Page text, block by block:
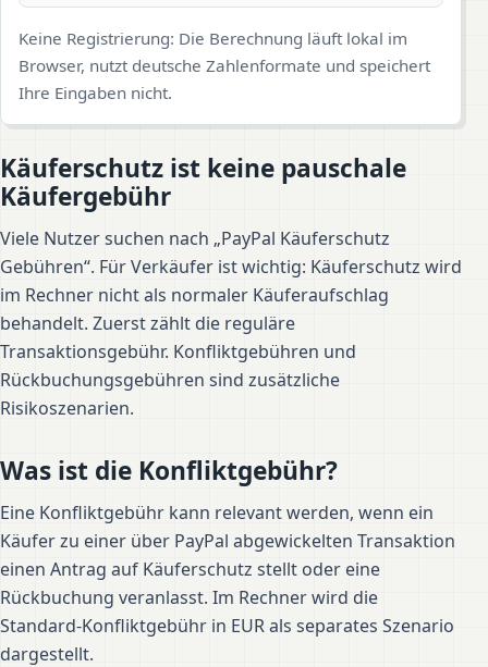
Keine Registrierung: Die Berechnung läuft lokal im
Browser, nutzt deutsche Zahlenformate und speichert
Ihre Eingaben nicht.
Käuferschutz ist keine pauschale
Käufergebühr
Viele Nutzer suchen nach „PayPal Käuferschutz
Gebühren“. Für Verkäufer ist wichtig: Käuferschutz wird
im Rechner nicht als normaler Käuferaufschlag
behandelt. Zuerst zählt die reguläre
Transaktionsgebühr. Konfliktgebühren und
Rückbuchungsgebühren sind zusätzliche
Risikoszenarien.
Was ist die Konfliktgebühr?
Eine Konfliktgebühr kann relevant werden, wenn ein
Käufer zu einer über PayPal abgewickelten Transaktion
einen Antrag auf Käuferschutz stellt oder eine
Rückbuchung veranlasst. Im Rechner wird die
Standard-Konfliktgebühr in EUR als separates Szenario
dargestellt.